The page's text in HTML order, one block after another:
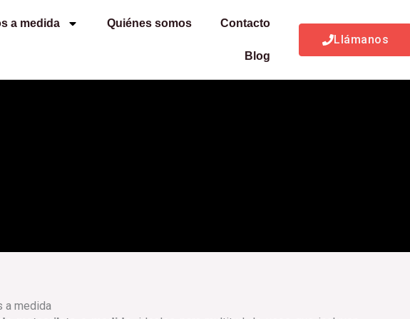
a medida Quiénes somos Contacto
Blog
Llámanos
a medida